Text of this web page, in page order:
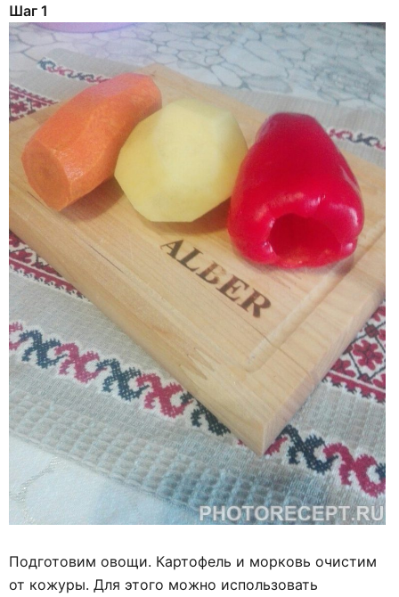
Шаг 1
Подготовим овощи. Картофель и морковь очистим
от кожуры. Для этого можно использовать